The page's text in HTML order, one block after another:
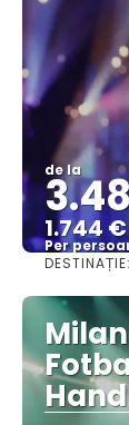
de la
1.744 €
Per
DESTINAȚIE: